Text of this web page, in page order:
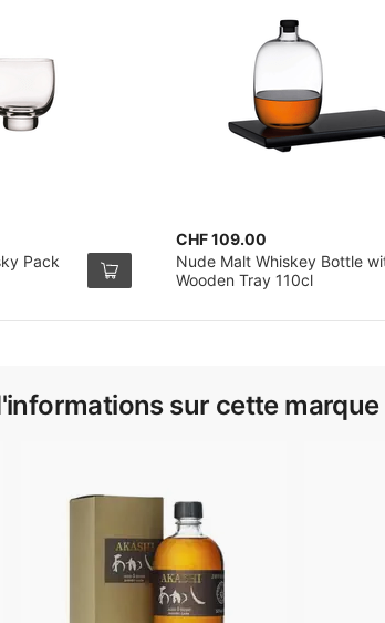
CHF 109.00
Nude Malt Whiskey Bottle
Wooden Tray 110cl
sur cette marque